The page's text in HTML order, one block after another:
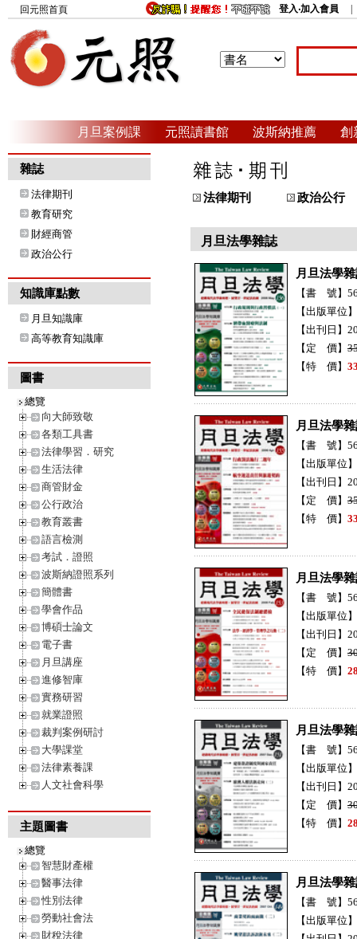
回元照首頁 登入‧加入會員
月旦案例課 元照讀書館 波斯納推薦 創
雜誌
法律期刊
教育研究
財經商管
政治公行
知識庫點數
月旦知識庫
高等教育知識庫
圖書
總覽
向大師致敬
各類工具書
法律學習．研究
生活法律
商管財金
公行政治
教育叢書
語言檢測
考試．證照
波斯納證照系列
簡體書
學會作品
博碩士論文
電子書
月旦講座
進修智庫
實務研習
就業證照
裁判案例研討
大學課堂
法律素養課
人文社會科學
主題圖書
總覽
智慧財產權
醫事法律
性別法律
勞動社會法
財稅法律
法律期刊 政治公行
月旦法學雜誌
月旦法學
【書 號】
【出版單位
【出刊日】
【定 價】
【特 價】
月旦法學
【書 號】
【出版單位
【出刊日】
【定 價】
【特 價】
月旦法學
【書 號】
【出版單位
【出刊日】
【定 價】
【特 價】
月旦法學
【書 號】
【出版單位
【出刊日】
【定 價】
【特 價】
月旦法學
【書 號】
【出版單位